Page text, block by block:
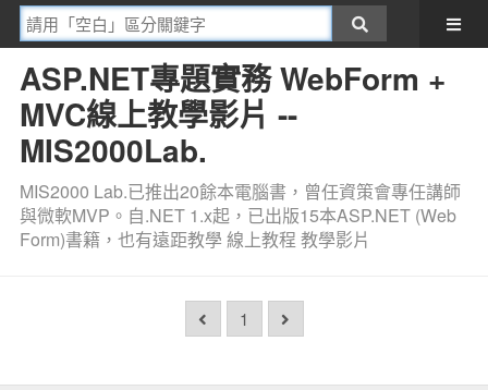
ASP.NET專題實務 WebForm +
MVC線上教學影片 --
MIS2000Lab.
MIS2000 Lab.已推出20餘本電腦書，曾任資策會專任講師
與微軟MVP。自.NET 1.x起，已出版15本ASP.NET (Web
Form)書籍，也有遠距教學 線上教程 教學影片
1